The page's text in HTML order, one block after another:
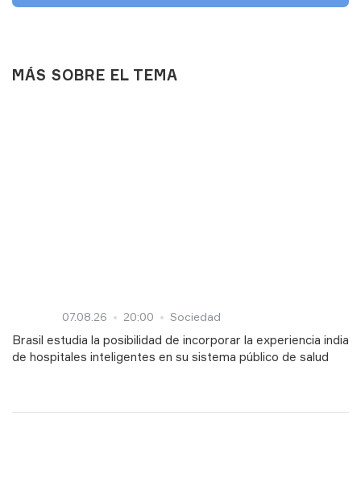
MÁS SOBRE EL TEMA
07.08.26 20:00 Sociedad
Brasil estudia la posibilidad de incorporar la experiencia india
de hospitales inteligentes en su sistema público de salud